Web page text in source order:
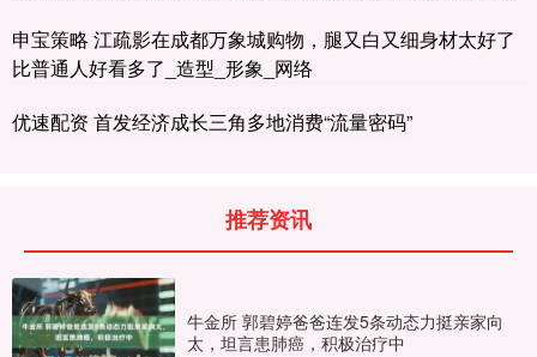
申宝策略 江疏影在成都万象城购物，腿又白又细身材太好了
比普通人好看多了_造型_形象_网络
优速配资 首发经济成长三角多地消费“流量密码”
推荐资讯
牛金所 郭碧婷爸爸连发5条动态力挺亲家向
太，坦言患肺癌，积极治疗中